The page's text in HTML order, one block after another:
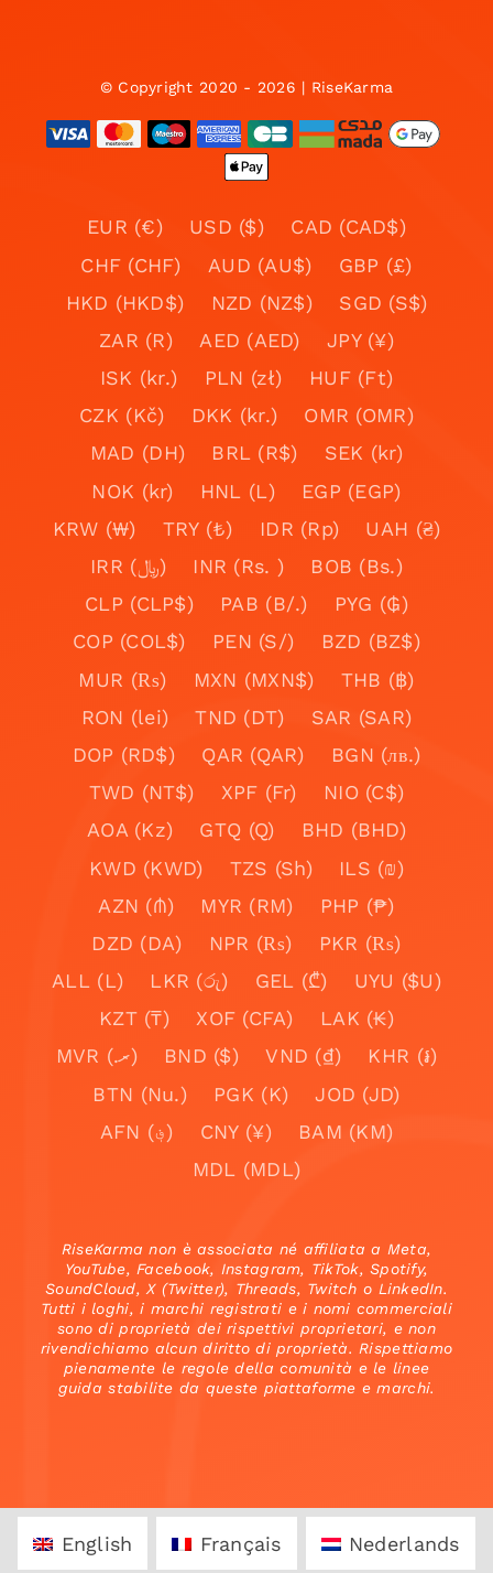
© Copyright 2020 - 2026 | RiseKarma
EUR (€) USD ($)
CAD (CAD$)
CHF (CHF)
AUD (AU$)
GBP (£)
HKD (HKD$)
NZD (NZ$)
SGD (S$)
ZAR (R)
AED (AED)
JPY (¥)
ISK (kr.)
PLN (zł)
HUF (Ft)
CZK (Kč)
DKK (kr.)
OMR (OMR)
MAD (DH)
BRL (R$)
SEK (kr)
NOK (kr)
HNL (L)
EGP (EGP)
KRW (₩)
TRY (₺) IDR (Rp)
UAH (₴)
IRR (﷼)
INR (Rs. )
BOB (Bs.)
CLP (CLP$)
PAB (B/.)
PYG (₲)
COP (COL$)
PEN (S/)
BZD (BZ$)
MUR (₨)
MXN (MXN$)
THB (฿)
RON (lei)
TND (DT)
SAR (SAR)
DOP (RD$)
QAR (QAR)
BGN (лв.)
TWD (NT$)
XPF (Fr)
NIO (C$)
AOA (Kz)
GTQ (Q)
BHD (BHD)
KWD (KWD)
TZS (Sh)
ILS (₪)
AZN (₼)
MYR (RM)
PHP (₱)
DZD (DA)
NPR (₨)
PKR (₨)
ALL (L)
LKR (රු) GEL (₾)
UYU ($U)
KZT (₸)
XOF (CFA)
LAK (₭)
MVR (.ރ)
BND ($) VND (₫)
KHR (៛)
BTN (Nu.)
PGK (K)
JOD (JD)
AFN (؋)
CNY (¥)
BAM (KM)
MDL (MDL)
RiseKarma non è associata né affiliata a Meta,
YouTube, Facebook, Instagram, TikTok, Spotify,
SoundCloud, X (Twitter), Threads, Twitch o LinkedIn.
Tutti i loghi, i marchi registrati e i nomi commerciali
sono di proprietà dei rispettivi proprietari, e non
rivendichiamo alcun diritto di proprietà. Rispettiamo
pienamente le regole della comunità e le linee
guida stabilite da queste piattaforme e marchi.
English Français Nederlands